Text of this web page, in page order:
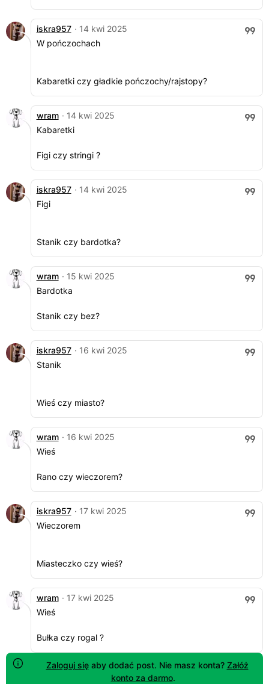
iskra957 · 14 kwi 2025
W pończochach
Kabaretki czy gładkie pończochy/rajstopy?
wram · 14 kwi 2025
Kabaretki
Figi czy stringi ?
iskra957 · 14 kwi 2025
Figi
Stanik czy bardotka?
wram · 15 kwi 2025
Bardotka
Stanik czy bez?
iskra957 · 16 kwi 2025
Stanik
Wieś czy miasto?
wram · 16 kwi 2025
Wieś
Rano czy wieczorem?
iskra957 · 17 kwi 2025
Wieczorem
Miasteczko czy wieś?
wram · 17 kwi 2025
Wieś
Bułka czy rogal ?
Zaloguj sięaby dodać post. Nie masz konta? Załóż
konto za darmo.